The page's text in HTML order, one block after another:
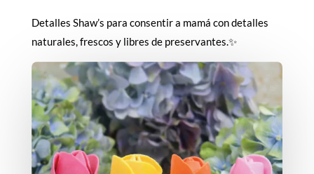
Detalles Shaw’s para consentir a mamá con detalles
naturales, frescos y libres de preservantes.✨